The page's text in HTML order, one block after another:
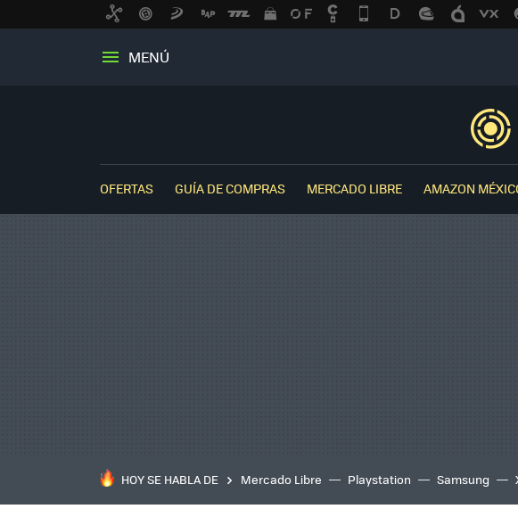
MENÚ
OFERTAS GUÍA DE COMPRAS MERCADO LIBRE AMAZON
HOY SE HABLA DE Mercado Libre Playstation Samsung